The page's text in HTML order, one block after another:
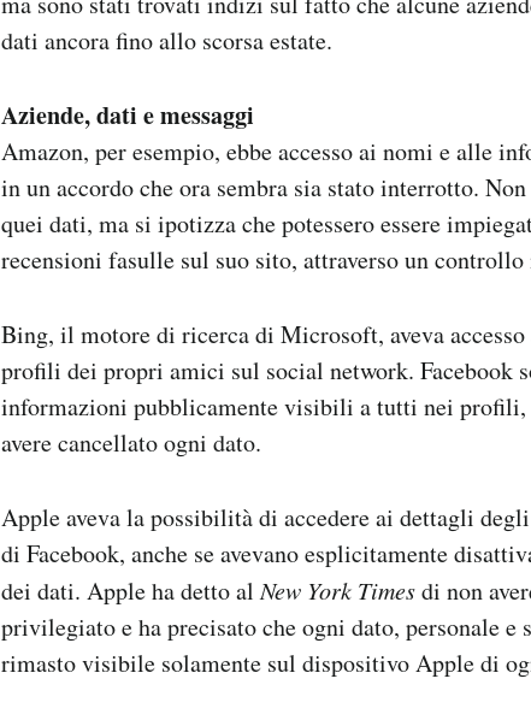
dati ancora fino allo scorsa estate.
Aziende, dati e messaggi
Amazon, per esempio, ebbe accesso ai nomi e alle
in un accordo che ora sembra sia stato interrotto.
quei dati, ma si ipotizza che potessero essere
recensioni fasulle sul suo sito, attraverso un
Bing, il motore di ricerca di Microsoft, aveva
profili dei propri amici sul social network. Facebook
informazioni pubblicamente visibili a tutti nei profili,
avere cancellato ogni dato.
Apple aveva la possibilità di accedere ai dettagli
di Facebook, anche se avevano esplicitamente
dei dati. Apple ha detto alNew York Timesdi non
privilegiato e ha precisato che ogni dato, personale e
rimasto visibile solamente sul dispositivo Apple di